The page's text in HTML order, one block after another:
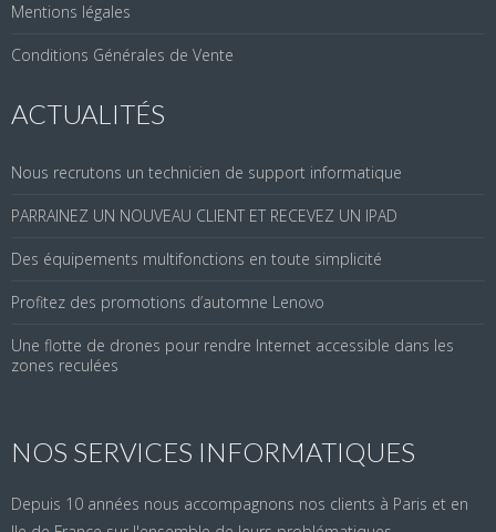
Mentions légales
Conditions Générales de Vente
ACTUALITÉS
Nous recrutons un technicien de support informatique
PARRAINEZ UN NOUVEAU CLIENT ET RECEVEZ UN IPAD
Des équipements multifonctions en toute simplicité
Profitez des promotions d’automne Lenovo
Une flotte de drones pour rendre Internet accessible dans les
zones reculées
NOS SERVICES INFORMATIQUES
Depuis 10 années nous accompagnons nos clients à Paris et en